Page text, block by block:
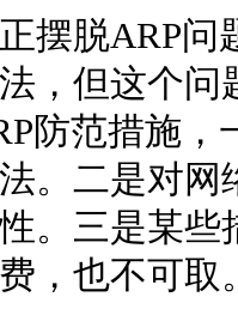
摆脱ARP
，但这个
防范措施
。二是对
。三是某
，也不可取